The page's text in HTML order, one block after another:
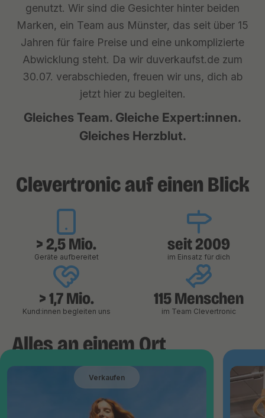
genutzt. Wir sind die Gesichter hinter beiden
Marken, ein Team aus Münster, das seit über 15
Jahren für faire Preise und eine unkomplizierte
Abwicklung steht. Da wir duverkaufst.de zum
30.07. verabschieden, freuen wir uns, dich ab
jetzt hier zu begleiten.
Gleiches Team. Gleiche Expert:innen.
Gleiches Herzblut.
Clevertronic auf einen Blick
> 2,5 Mio.
Geräte aufbereitet
seit 2009
im Einsatz für dich
> 1,7 Mio.
Kund:innen begleiten uns
115 Menschen
im Team Clevertronic
Alles an einem Ort
Verkaufen